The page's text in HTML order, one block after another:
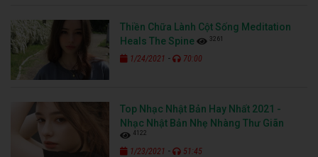
Thiền Chữa Lành Cột Sống Meditation
Heals The Spine
3261
1/24/2021 - 70:00
Top Nhạc Nhật Bản Hay Nhất 2021 -
Nhạc Nhật Bản Nhẹ Nhàng Thư Giãn
4122
1/23/2021 - 51:45